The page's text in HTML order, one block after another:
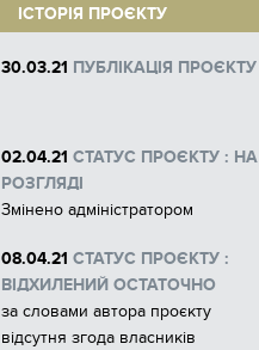
ІСТОРІЯ ПРОЄКТУ
30.03.21 ПУБЛІКАЦІЯ ПРОЄКТУ
02.04.21 СТАТУС ПРОЄКТУ : НА
РОЗГЛЯДІ
Змінено адміністратором
08.04.21 СТАТУС ПРОЄКТУ :
ВІДХИЛЕНИЙ ОСТАТОЧНО
за словами автора проєкту
відсутня згода власників